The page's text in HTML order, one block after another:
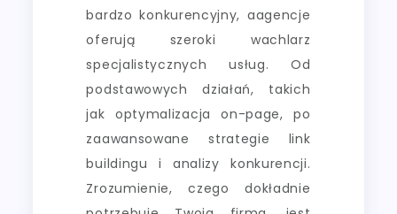
bardzo konkurencyjny, aagencje
oferują szeroki wachlarz
specjalistycznych usług. Od
podstawowych działań, takich
jak optymalizacja on-page, po
zaawansowane strategie link
buildingu i analizy konkurencji.
Zrozumienie, czego dokładnie